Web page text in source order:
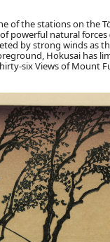
of the stations on the
powerful natural
by strong winds as
Hokusai
six Views of Mount